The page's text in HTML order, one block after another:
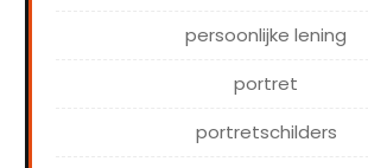
persoonlijke lening
portret
portretschilders